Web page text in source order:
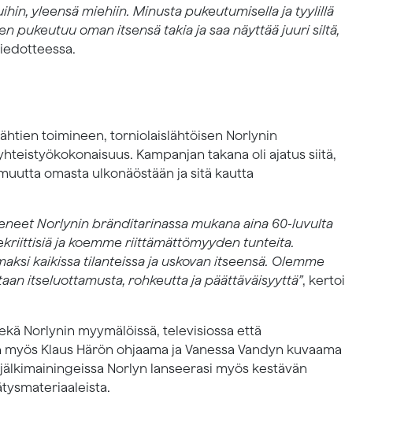
yleensä miehiin. Minusta pukeutumisella ja tyylillä
pukeutuu oman itsensä takia ja saa näyttää juuri siltä,
toimineen, torniolaislähtöisen Norlynin
Kampanjan takana oli ajatus siitä,
omasta ulkonäöstään ja sitä kautta
Norlynin bränditarinassa mukana aina 60-luvulta
ja koemme riittämättömyyden tunteita.
kaikissa tilanteissa ja uskovan itseensä. Olemme
itseluottamusta, rohkeutta ja päättäväisyyttä”, kertoi
Norlynin myymälöissä, televisiossa että
Klaus Härön ohjaama ja Vanessa Vandyn kuvaama
Norlyn lanseerasi myös kestävän